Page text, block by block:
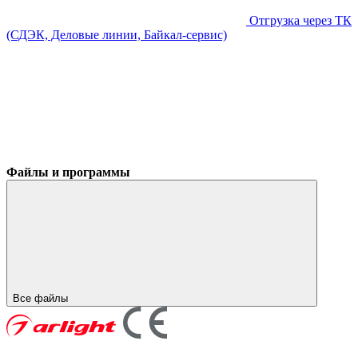
Отгрузка через ТК
(СДЭК, Деловые линии, Байкал-сервис)
Файлы и программы
Все файлы